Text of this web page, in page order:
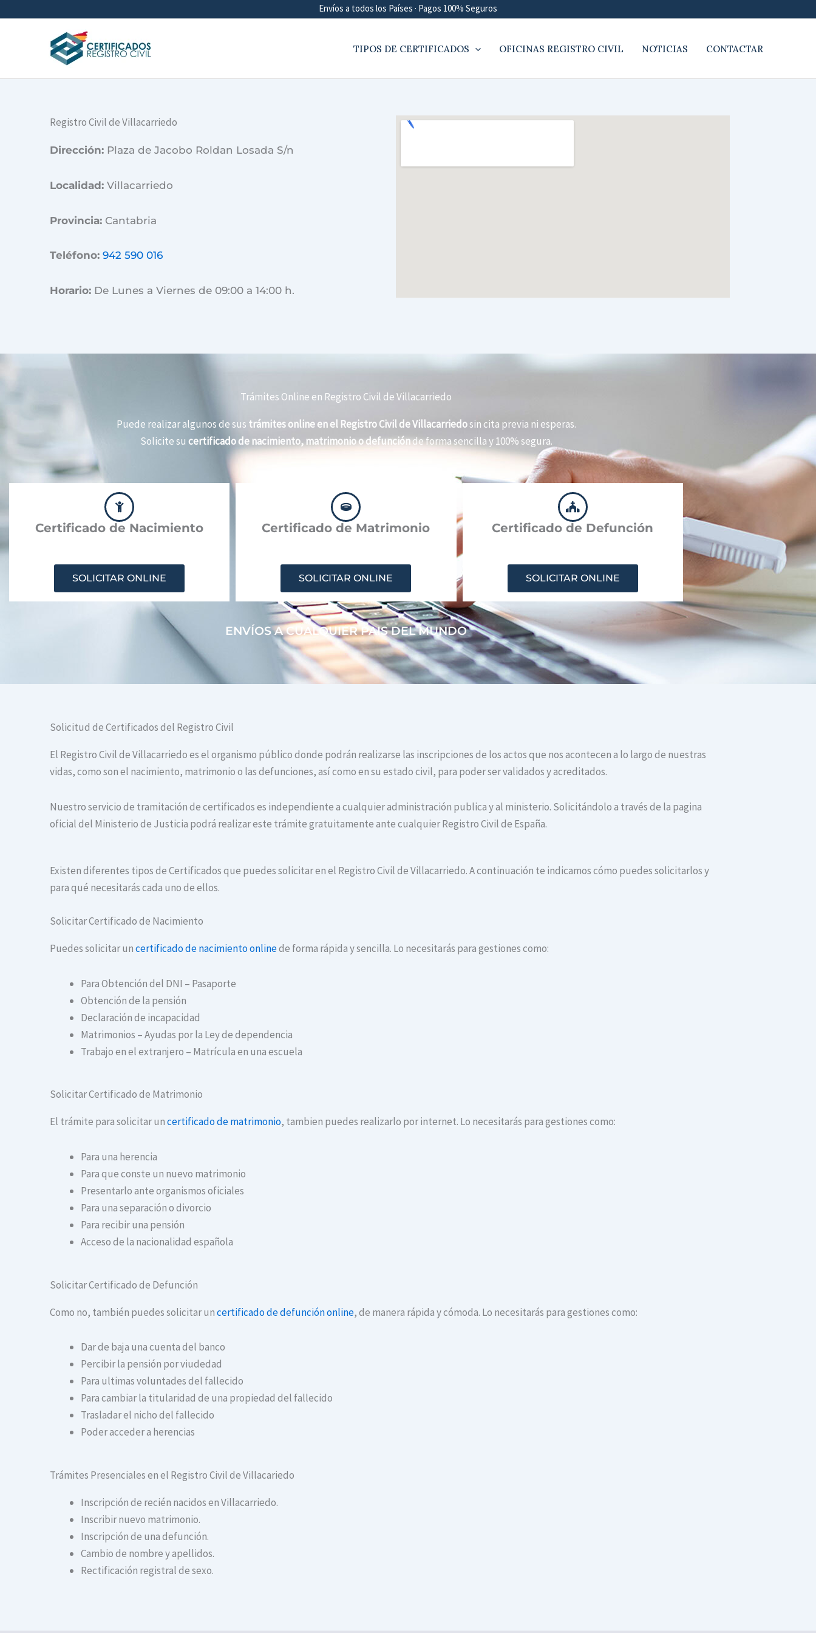
Envíos a todos los Países · Pagos 100% Seguros
TIPOS DE CERTIFICADOS OFICINAS REGISTRO CIVIL NOTICIAS CONTACTAR
Registro Civil de Villacarriedo
Dirección: Plaza de Jacobo Roldan Losada S/n
Localidad: Villacarriedo
Provincia: Cantabria
Teléfono: 942 590 016
Horario: De Lunes a Viernes de 09:00 a 14:00 h.
Trámites Online en Registro Civil de Villacarriedo
Puede realizar algunos de sus trámites online en el Registro Civil de Villacarriedosin cita previa ni esperas.
Solicite su certificado de nacimiento, matrimonio o defunciónde forma sencilla y 100% segura.
Certificado de Nacimiento
SOLICITAR ONLINE
Certificado de Matrimonio
SOLICITAR ONLINE
Certificado de Defunción
SOLICITAR ONLINE
ENVÍOS A CUALQUIER PAIS DEL MUNDO
Solicitud de Certificados del Registro Civil
El Registro Civil de Villacarriedo es el organismo público donde podrán realizarse las inscripciones de los actos que nos acontecen a lo largo de nuestras
vidas, como son el nacimiento, matrimonio o las defunciones, así como en su estado civil, para poder ser validados y acreditados.
Nuestro servicio de tramitación de certificados es independiente a cualquier administración publica y al ministerio. Solicitándolo a través de la pagina
oficial del Ministerio de Justicia podrá realizar este trámite gratuitamente ante cualquier Registro Civil de España.
Existen diferentes tipos de Certificados que puedes solicitar en el Registro Civil de Villacarriedo. A continuación te indicamos cómo puedes solicitarlos y
para qué necesitarás cada uno de ellos.
Solicitar Certificado de Nacimiento
Puedes solicitar uncertificado de nacimiento onlinede forma rápida y sencilla. Lo necesitarás para gestiones como:
Para Obtención del DNI – Pasaporte
Obtención de la pensión
Declaración de incapacidad
Matrimonios – Ayudas por la Ley de dependencia
Trabajo en el extranjero – Matrícula en una escuela
Solicitar Certificado de Matrimonio
El trámite para solicitar uncertificado de matrimonio, tambien puedes realizarlo por internet. Lo necesitarás para gestiones como:
Para una herencia
Para que conste un nuevo matrimonio
Presentarlo ante organismos oficiales
Para una separación o divorcio
Para recibir una pensión
Acceso de la nacionalidad española
Solicitar Certificado de Defunción
Como no, también puedes solicitar uncertificado de defunción online, de manera rápida y cómoda. Lo necesitarás para gestiones como:
Dar de baja una cuenta del banco
Percibir la pensión por viudedad
Para ultimas voluntades del fallecido
Para cambiar la titularidad de una propiedad del fallecido
Trasladar el nicho del fallecido
Poder acceder a herencias
Trámites Presenciales en el Registro Civil de Villacariedo
Inscripción de recién nacidos en Villacarriedo.
Inscribir nuevo matrimonio.
Inscripción de una defunción.
Cambio de nombre y apellidos.
Rectificación registral de sexo.